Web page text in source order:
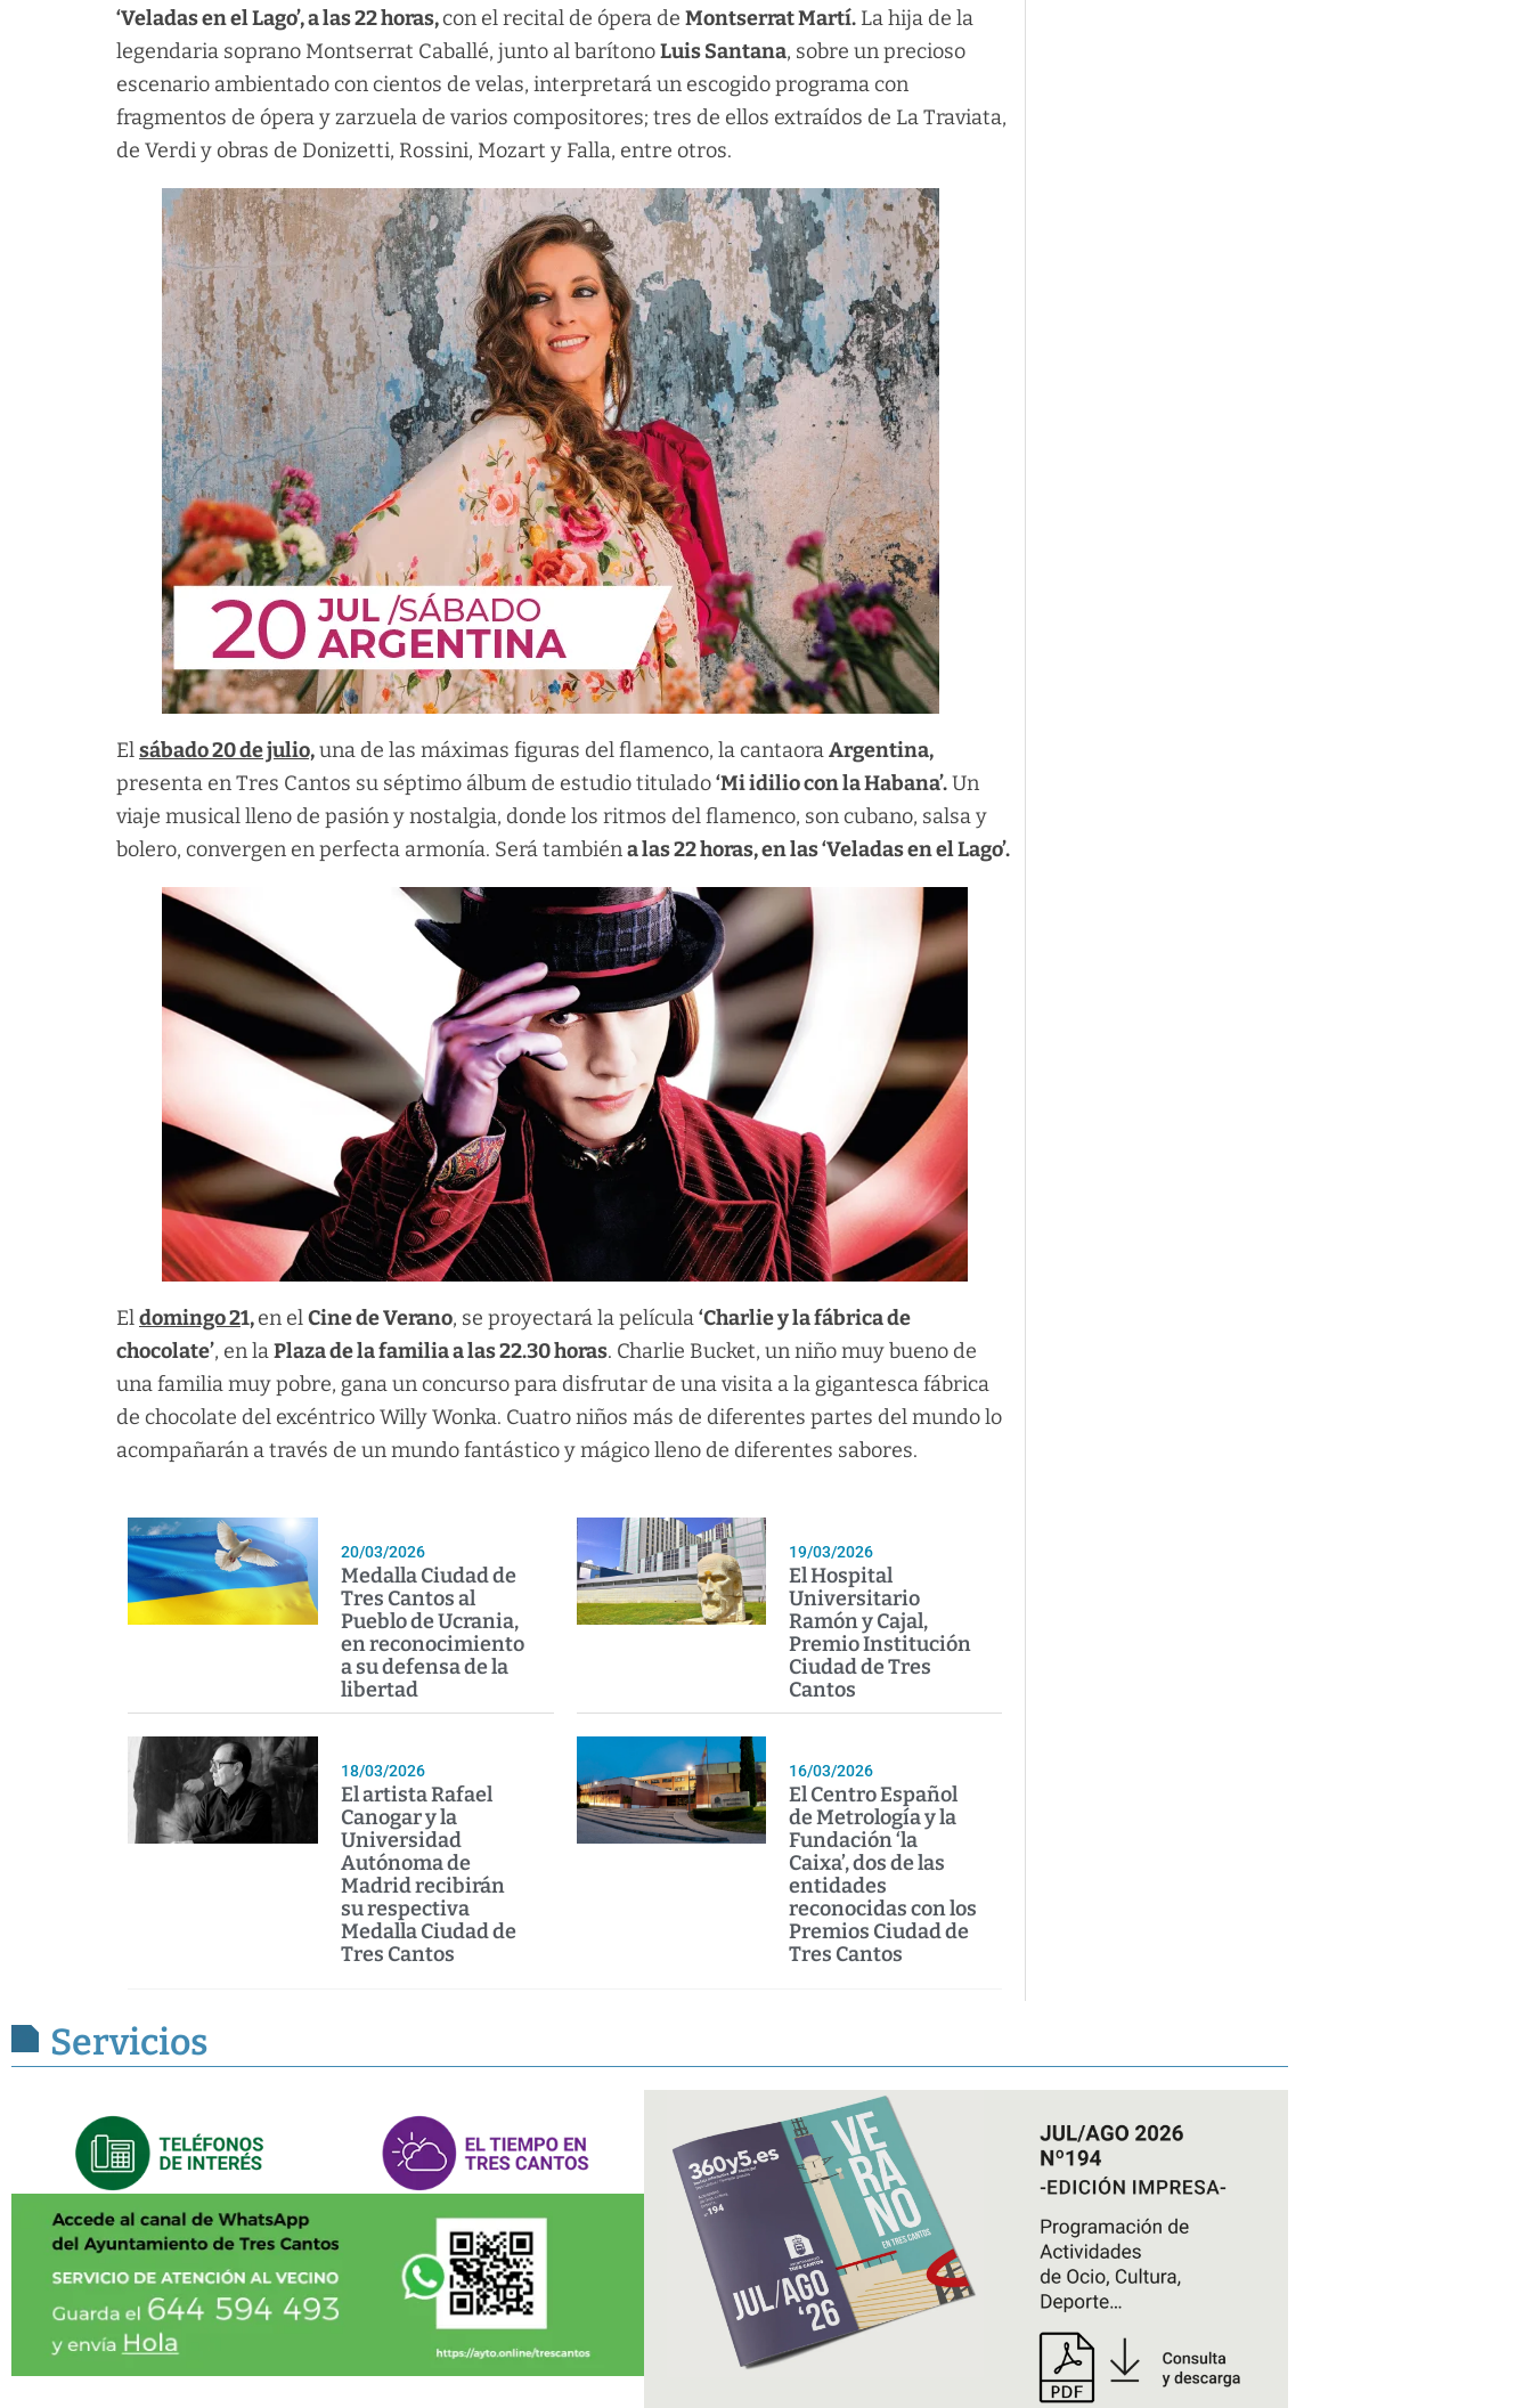
‘Veladas en el Lago’, a las 22 horas,con el recital de ópera de Montserrat Martí. La hija de la
legendaria soprano Montserrat Caballé, junto al barítonoLuis Santana, sobre un precioso
escenario ambientado con cientos de velas, interpretará un escogido programa con
fragmentos de ópera y zarzuela de varios compositores; tres de ellos extraídos de La Traviata,
de Verdi y obras de Donizetti, Rossini, Mozart y Falla, entre otros.
Elsábado 20 de julio,una de las máximas figuras del flamenco, la cantaoraArgentina,
presenta en Tres Cantos su séptimo álbum de estudio titulado‘Mi idilio con la Habana’.Un
viaje musical lleno de pasión y nostalgia, donde los ritmos del flamenco, son cubano, salsa y
bolero, convergen en perfecta armonía. Será tambiéna las 22 horas, en las ‘Veladas en el Lago’.
Eldomingo 21,en elCine de Verano, se proyectará la película‘Charlie y la fábrica de
chocolate’, en laPlaza de la familia a las 22.30 horas. Charlie Bucket, un niño muy bueno de
una familia muy pobre, gana un concurso para disfrutar de una visita a la gigantesca fábrica
de chocolate del excéntrico Willy Wonka. Cuatro niños más de diferentes partes del mundo lo
acompañarán a través de un mundo fantástico y mágico lleno de diferentes sabores.
20/03/2026
Medalla Ciudad de
Tres Cantos al
Pueblo de Ucrania,
en reconocimiento
a su defensa de la
libertad
19/03/2026
El Hospital
Universitario
Ramón y Cajal,
Premio Institución
Ciudad de Tres
Cantos
18/03/2026
El artista Rafael
Canogar y la
Universidad
Autónoma de
Madrid recibirán
su respectiva
Medalla Ciudad de
Tres Cantos
16/03/2026
El Centro Español
de Metrología y la
Fundación ‘la
Caixa’, dos de las
entidades
reconocidas con los
Premios Ciudad de
Tres Cantos
Servicios